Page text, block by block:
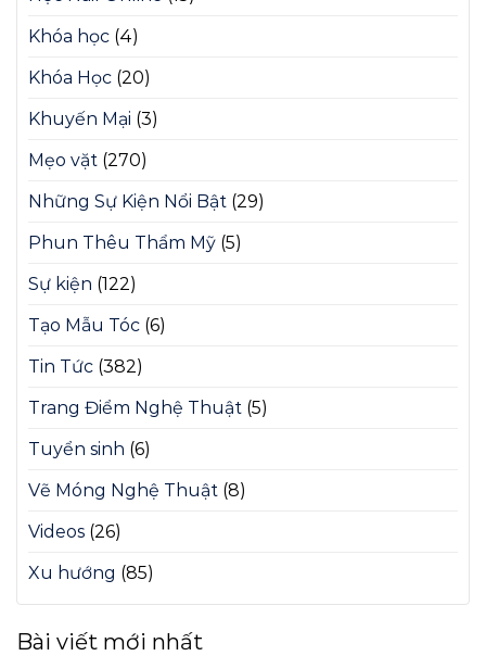
Khóa học (4)
Khóa Học (20)
Khuyến Mại (3)
Mẹo vặt (270)
Những Sự Kiện Nổi Bật (29)
Phun Thêu Thẩm Mỹ (5)
Sự kiện (122)
Tạo Mẫu Tóc (6)
Tin Tức (382)
Trang Điểm Nghệ Thuật (5)
Tuyển sinh (6)
Vẽ Móng Nghệ Thuật (8)
Videos (26)
Xu hướng (85)
Bài viết mới nhất